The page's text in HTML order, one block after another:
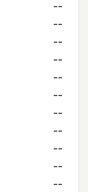
--
--
--
--
--
--
--
--
--
--
--